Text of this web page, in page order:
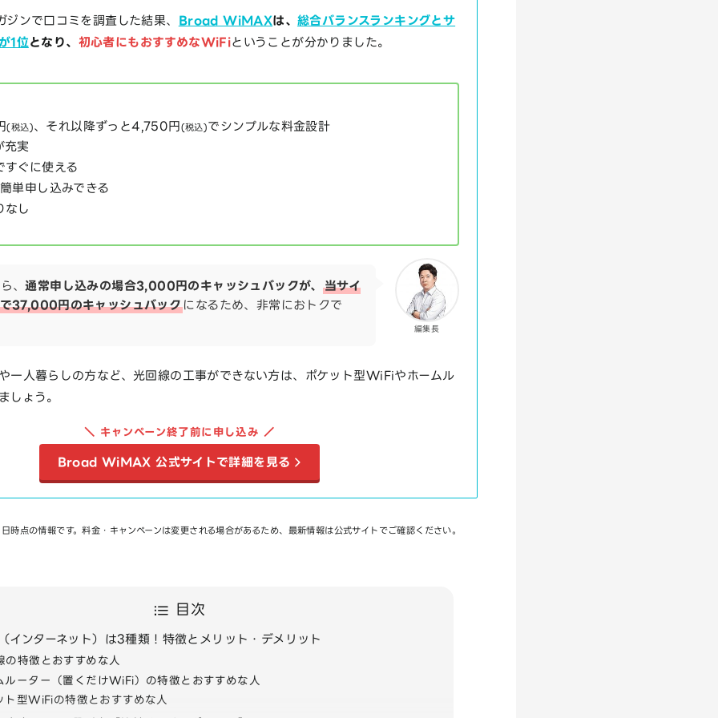
ジンで口コミを調査した結果、 Broad WiMAXは、 総合バランスランキングとサ
1位となり、 初心者にもおすすめなWiFiということが分かりました。
(税込)、それ以降ずっと4,750円 (税込)でシンプルな料金設計
充実
すぐに使える
単申し込みできる
なし
編集長
、通常申し込みの場合3,000円のキャッシュバックが、
当サイ
37,000円のキャッシュバック になるため、非常におトクで
一人暮らしの方など、光回線の工事ができない方は、ポケット型WiFiやホームル
しょう。
＼ キャンペーン終了前に申し込み ／
Broad WiMAX 公式サイトで詳細を見る
点の情報です。料金・キャンペーンは変更される場合があるため、最新情報は公式サイトでご確認ください。
目次
インターネット）は3種類！特徴とメリット・デメリット
の特徴とおすすめな人
ルーター（置くだけWiFi）の特徴とおすすめな人
ト型WiFiの特徴とおすすめな人